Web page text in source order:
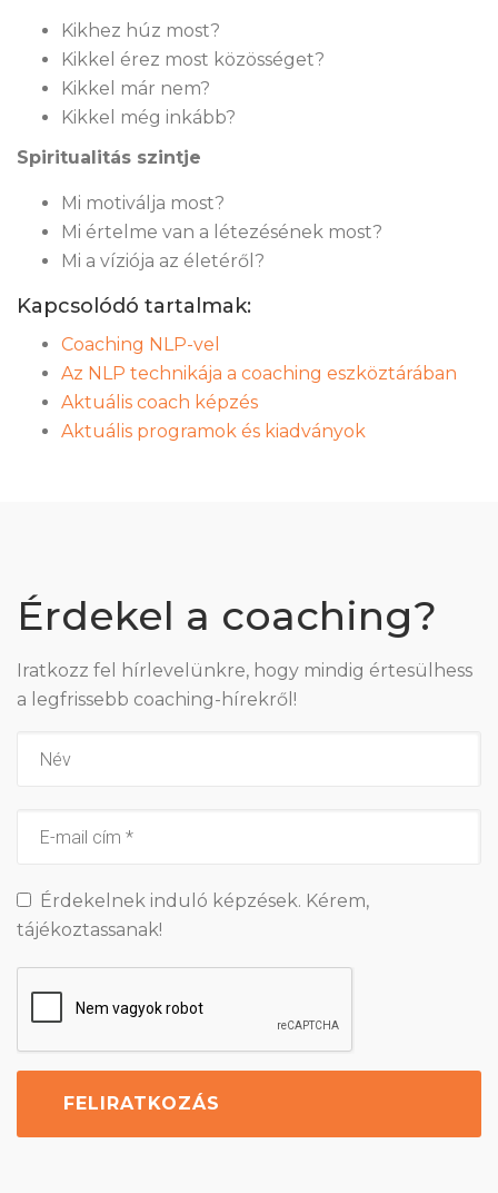
Kikhez húz most?
Kikkel érez most közösséget?
Kikkel már nem?
Kikkel még inkább?
Spiritualitás szintje
Mi motiválja most?
Mi értelme van a létezésének most?
Mi a víziója az életéről?
Kapcsolódó tartalmak:
Coaching NLP-vel
Az NLP technikája a coaching eszköztárában
Aktuális coach képzés
Aktuális programok és kiadványok
Érdekel a coaching?
Iratkozz fel hírlevelünkre, hogy mindig értesülhess
a legfrissebb coaching-hírekről!
Érdekelnek induló képzések. Kérem,
tájékoztassanak!